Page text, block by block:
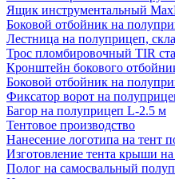
Ящик инструментальный
Боковой отбойник на
Лестница на полуприцеп,
Трос пломбировочный TIR
Кронштейн бокового
Боковой отбойник на
Фиксатор ворот на
Багор на полуприцеп L-2.5 м
Тентовое производство
Нанесение логотипа на тент
Изготовление тента крыши
Полог на самосвальный